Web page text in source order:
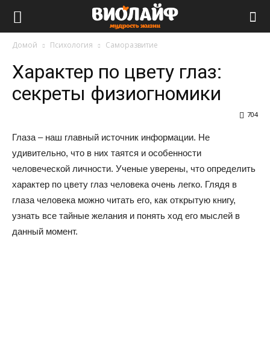
Домой Психология Саморазвитие
Характер по цвету глаз:
секреты физиогномики
704
Глаза – наш главный источник информации. Не
удивительно, что в них таятся и особенности
человеческой личности. Ученые уверены, что определить
характер по цвету глаз человека очень легко. Глядя в
глаза человека можно читать его, как открытую книгу,
узнать все тайные желания и понять ход его мыслей в
данный момент.